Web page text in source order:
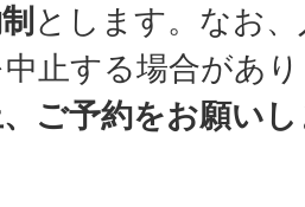
とします。なお
止する場合があ
ご予約をお願い